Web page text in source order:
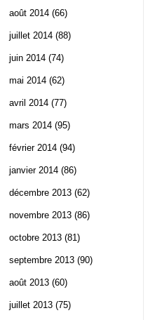
août 2014 (66)
juillet 2014 (88)
juin 2014 (74)
mai 2014 (62)
avril 2014 (77)
mars 2014 (95)
février 2014 (94)
janvier 2014 (86)
décembre 2013 (62)
novembre 2013 (86)
octobre 2013 (81)
septembre 2013 (90)
août 2013 (60)
juillet 2013 (75)